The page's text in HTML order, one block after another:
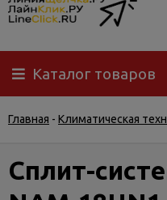
Доставка
Самовывоз
Гарантия
возврат
Каталог товаров
Главная - Климатическая
Сплит-